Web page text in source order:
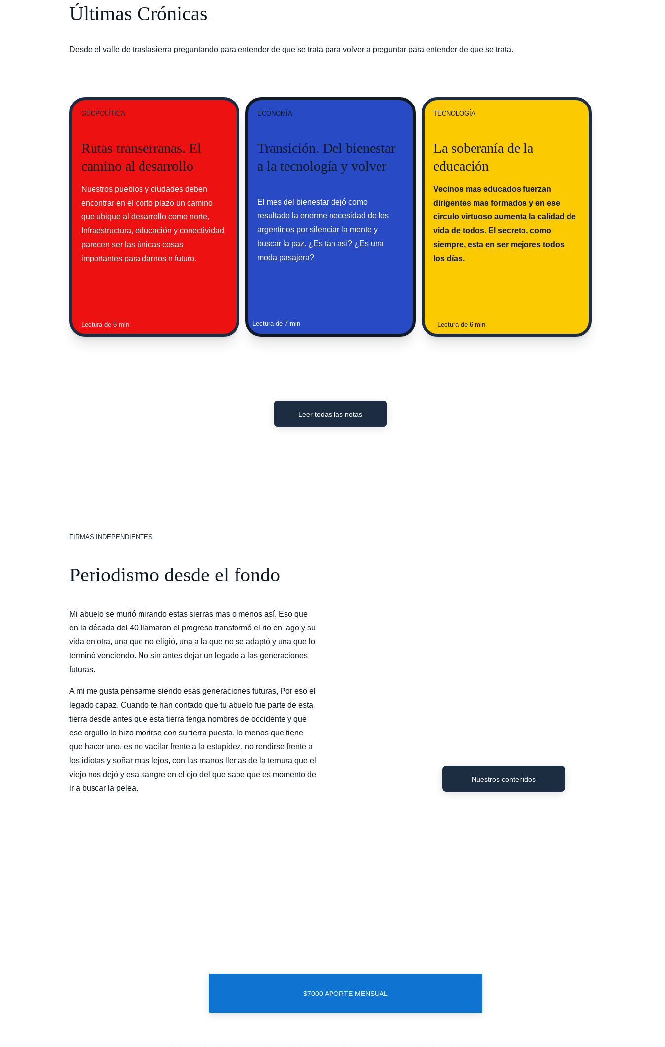
Leer todas las notas
Últimas Crónicas
Desde el valle de traslasierra preguntando para entender de que se trata para volver a preguntar para entender de que se trata.
GEOPOLÍTICA ECONOMÍA TECNOLOGÍA
Rutas transerranas. El
camino al desarrollo
Transición. Del bienestar
a la tecnología y volver
La soberanía de la
educación
Nuestros pueblos y ciudades deben
encontrar en el corto plazo un camino
que ubique al desarrollo como norte,
Infraestructura, educación y conectividad
parecen ser las únicas cosas
importantes para darnos n futuro.
El mes del bienestar dejó como
resultado la enorme necesidad de los
argentinos por silenciar la mente y
buscar la paz. ¿Es tan así? ¿Es una
moda pasajera?
Vecinos mas educados fuerzan
dirigentes mas formados y en ese
circulo virtuoso aumenta la calidad de
vida de todos. El secreto, como
siempre, esta en ser mejores todos
los días.
Lectura de 5 min Lectura de 7 min Lectura de 6 min
Nuestros contenidos
FIRMAS INDEPENDIENTES
Periodismo desde el fondo
Mi abuelo se murió mirando estas sierras mas o menos así. Eso que
en la década del 40 llamaron el progreso transformó el rio en lago y su
vida en otra, una que no eligió, una a la que no se adaptó y una que lo
terminó venciendo. No sin antes dejar un legado a las generaciones
futuras.
A mi me gusta pensarme siendo esas generaciones futuras, Por eso el
legado capaz. Cuando te han contado que tu abuelo fue parte de esta
tierra desde antes que esta tierra tenga nombres de occidente y que
ese orgullo lo hizo morirse con su tierra puesta, lo menos que tiene
que hacer uno, es no vacilar frente a la estupidez, no rendirse frente a
los idiotas y soñar mas lejos, con las manos llenas de la ternura que el
viejo nos dejó y esa sangre en el ojo del que sabe que es momento de
ir a buscar la pelea.
$7000 APORTE MENSUAL